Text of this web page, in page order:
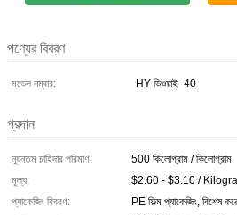
পণ্যের বিবরণ
মডেল নম্বার: HY-ডিওয়াই -40
প্রদান
ন্যূনতম চাহিদার পরিমাণ:
500 কিলোগ্রাম / কিলোগ্রাম
মূল্য:
$2.60 - $3.10 /
প্যাকেজিং বিবরণ:
PE ফিল্ম প্যাকেজিং, বিশেষ